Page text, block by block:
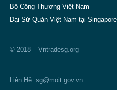
Bộ Công Thương Việt Nam
Đại Sứ Quán Việt Nam tại Singapore
© 2018 – Vntradesg.org
Liên Hệ: sg@moit.gov.vn